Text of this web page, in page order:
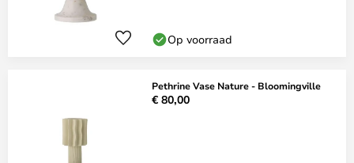
Op voorraad
Pethrine Vase Nature - Bloomingville
€ 80,00